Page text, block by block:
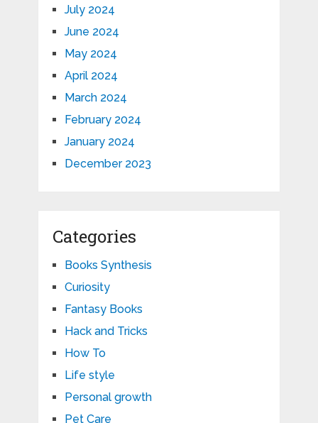
July 2024
June 2024
May 2024
April 2024
March 2024
February 2024
January 2024
December 2023
Categories
Books Synthesis
Curiosity
Fantasy Books
Hack and Tricks
How To
Life style
Personal growth
Pet Care